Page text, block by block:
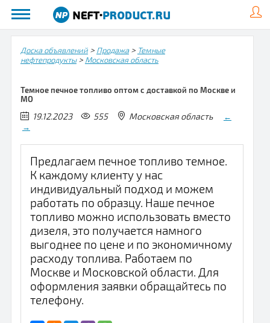
Доска объявлений> Продажа> Темные
нефтепродукты> Московская область
Темное печное топливо оптом с доставкой по Москве и
МО
19.12.2023 555 Московская область
←
→
Предлагаем печное топливо темное.
К каждому клиенту у нас
индивидуальный подход и можем
работать по образцу. Наше печное
топливо можно использовать вместо
дизеля, это получается намного
выгоднее по цене и по экономичному
расходу топлива. Работаем по
Москве и Московской области. Для
оформления заявки обращайтесь по
телефону.